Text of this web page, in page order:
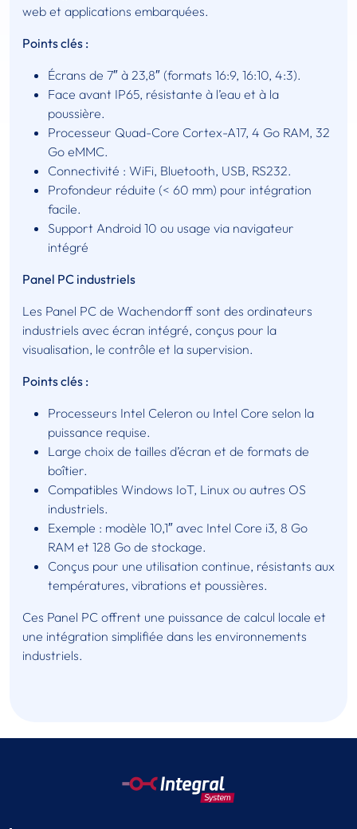
web et applications embarquées.
Points clés :
Écrans de 7″ à 23,8″ (formats 16:9, 16:10, 4:3).
Face avant IP65, résistante à l’eau et à la
poussière.
Processeur Quad-Core Cortex-A17, 4 Go RAM, 32
Go eMMC.
Connectivité : WiFi, Bluetooth, USB, RS232.
Profondeur réduite (< 60 mm) pour intégration
facile.
Support Android 10 ou usage via navigateur
intégré
Panel PC industriels
Les Panel PC de Wachendorff sont des ordinateurs
industriels avec écran intégré, conçus pour la
visualisation, le contrôle et la supervision.
Points clés :
Processeurs Intel Celeron ou Intel Core selon la
puissance requise.
Large choix de tailles d’écran et de formats de
boîtier.
Compatibles Windows IoT, Linux ou autres OS
industriels.
Exemple : modèle 10,1″ avec Intel Core i3, 8 Go
RAM et 128 Go de stockage.
Conçus pour une utilisation continue, résistants aux
températures, vibrations et poussières.
Ces Panel PC offrent une puissance de calcul locale et
une intégration simplifiée dans les environnements
industriels.